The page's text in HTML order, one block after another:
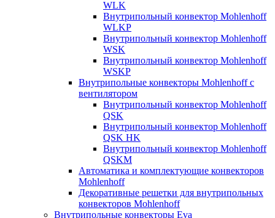
WLK
Внутрипольный конвектор Mohlenhoff
WLKP
Внутрипольный конвектор Mohlenhoff
WSK
Внутрипольный конвектор Mohlenhoff
WSKP
Внутрипольные конвекторы Mohlenhoff с
вентилятором
Внутрипольный конвектор Mohlenhoff
QSK
Внутрипольный конвектор Mohlenhoff
QSK HK
Внутрипольный конвектор Mohlenhoff
QSKM
Автоматика и комплектующие конвекторов
Mohlenhoff
Декоративные решетки для внутрипольных
конвекторов Mohlenhoff
Внутрипольные конвекторы Eva